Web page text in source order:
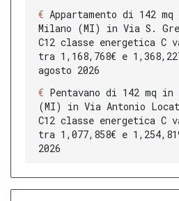
Appartamento di 142
Milano (MI) in Via S.
C12 classe energetica C
tra 1,168,768€ e
agosto 2026
Pentavano di 142 mq
(MI) in Via Antonio
C12 classe energetica C
tra 1,077,858€ e
2026